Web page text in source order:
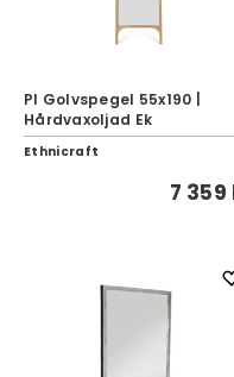
PI Golvspegel 55x190 |
Hårdvaxoljad Ek
Ethnicraft
7 359